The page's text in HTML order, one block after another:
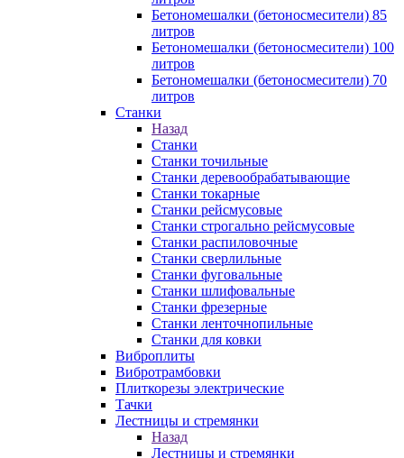
Бетономешалки (бетоносмесители) 85
литров
Бетономешалки (бетоносмесители) 100
литров
Бетономешалки (бетоносмесители) 70
литров
Станки
Назад
Станки
Станки точильные
Станки деревообрабатывающие
Станки токарные
Станки рейсмусовые
Станки строгально рейсмусовые
Станки распиловочные
Станки сверлильные
Станки фуговальные
Станки шлифовальные
Станки фрезерные
Станки ленточнопильные
Станки для ковки
Виброплиты
Вибротрамбовки
Плиткорезы электрические
Тачки
Лестницы и стремянки
Назад
Лестницы и стремянки